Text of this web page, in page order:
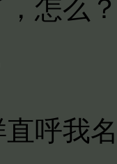
怎么
呼我